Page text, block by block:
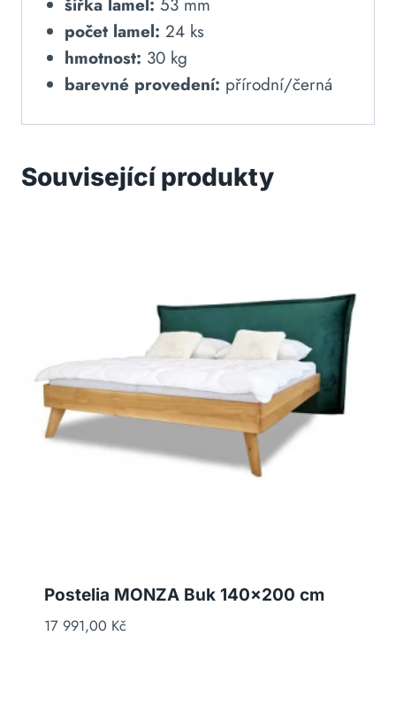
šířka lamel: 53 mm
počet lamel: 24 ks
hmotnost: 30 kg
barevné provedení: přírodní/černá
Související produkty
Postelia MONZA Buk 140×200 cm
17 991,00 Kč